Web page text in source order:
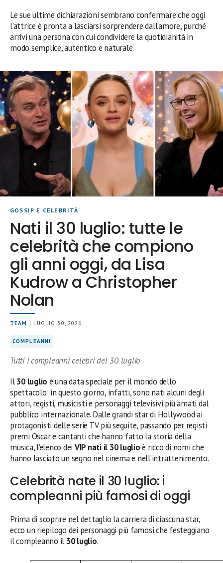
Le sue ultime dichiarazioni sembrano confermare che oggi
l’attrice è pronta a lasciarsi sorprendere dall’amore, purché
arrivi una persona con cui condividere la quotidianità in
modo semplice, autentico e naturale.
GOSSIP E CELEBRITÀ
Nati il 30 luglio: tutte le
celebrità che compiono
gli anni oggi, da Lisa
Kudrow a Christopher
Nolan
TEAM | LUGLIO 30, 2026
COMPLEANNI
Tutti i compleanni celebri del 30 luglio
Il30 luglio è una data speciale per il mondo dello
spettacolo: in questo giorno, infatti, sono nati alcuni degli
attori, registi, musicisti e personaggi televisivi più amati dal
pubblico internazionale. Dalle grandi star di Hollywood ai
protagonisti delle serie TV più seguite, passando per registi
premi Oscar e cantanti che hanno fatto la storia della
musica, l’elenco dei VIP nati il 30 luglioè ricco di nomi che
hanno lasciato un segno nel cinema e nell’intrattenimento.
Celebrità nate il 30 luglio: i
compleanni più famosi di oggi
Prima di scoprire nel dettaglio la carriera di ciascuna star,
ecco un riepilogo dei personaggi più famosi che festeggiano
il compleanno il 30 luglio.